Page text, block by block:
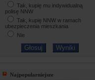
Tak, kupię mu indywidualną
polisę NNW
Tak, kupię NNW w ramach
ubezpieczenia mieszkania
Nie
Najpopularniejsze